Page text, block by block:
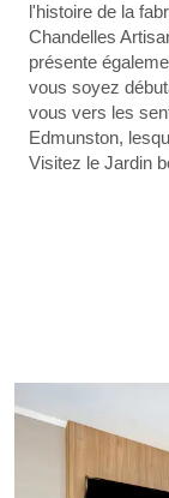
l'histoire de la
Chandelles
présente
vous soyez
vous vers les
Edmunston,
Visitez le Jardin